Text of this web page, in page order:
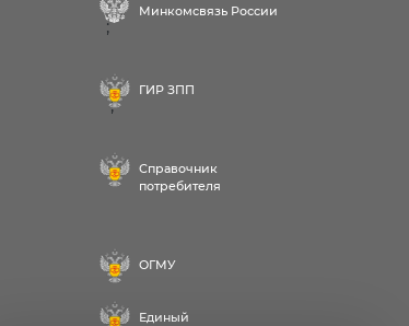
Минкомсвязь России
;
ГИР ЗПП
;
Справочник
потребителя
ОГМУ
Единый